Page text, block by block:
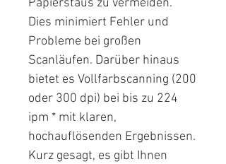
Papierstaus zu vermeiden.
Dies minimiert Fehler und
Probleme bei großen
Scanläufen. Darüber hinaus
bietet es Vollfarbscanning (200
oder 300 dpi) bei bis zu 224
ipm * mit klaren,
hochauflösenden Ergebnissen.
Kurz gesagt, es gibt Ihnen